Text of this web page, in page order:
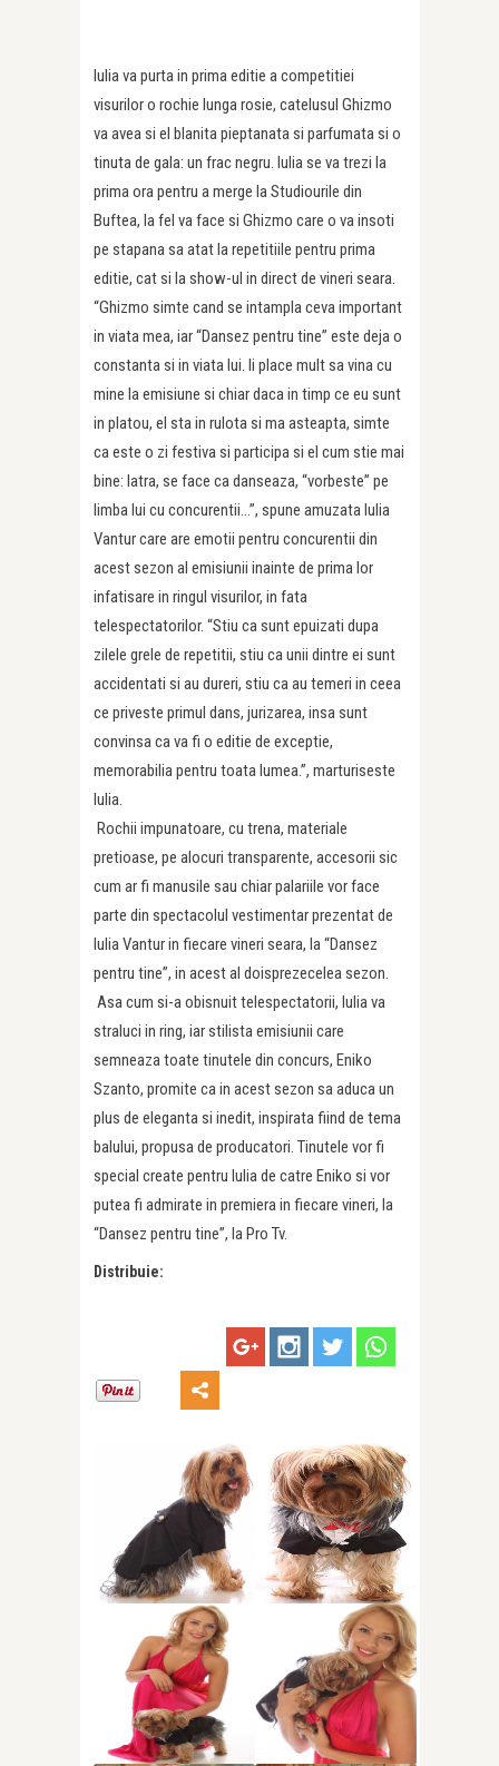
Iulia va purta in prima editie a competitiei
visurilor o rochie lunga rosie, catelusul Ghizmo
va avea si el blanita pieptanata si parfumata si o
tinuta de gala: un frac negru. Iulia se va trezi la
prima ora pentru a merge la Studiourile din
Buftea, la fel va face si Ghizmo care o va insoti
pe stapana sa atat la repetitiile pentru prima
editie, cat si la show-ul in direct de vineri seara.
“Ghizmo simte cand se intampla ceva important
in viata mea, iar “Dansez pentru tine” este deja o
constanta si in viata lui. Ii place mult sa vina cu
mine la emisiune si chiar daca in timp ce eu sunt
in platou, el sta in rulota si ma asteapta, simte
ca este o zi festiva si participa si el cum stie mai
bine: latra, se face ca danseaza, “vorbeste” pe
limba lui cu concurentii…”, spune amuzata Iulia
Vantur care are emotii pentru concurentii din
acest sezon al emisiunii inainte de prima lor
infatisare in ringul visurilor, in fata
telespectatorilor. “Stiu ca sunt epuizati dupa
zilele grele de repetitii, stiu ca unii dintre ei sunt
accidentati si au dureri, stiu ca au temeri in ceea
ce priveste primul dans, jurizarea, insa sunt
convinsa ca va fi o editie de exceptie,
memorabilia pentru toata lumea.”, marturiseste
Iulia.
Rochii impunatoare, cu trena, materiale
pretioase, pe alocuri transparente, accesorii sic
cum ar fi manusile sau chiar palariile vor face
parte din spectacolul vestimentar prezentat de
Iulia Vantur in fiecare vineri seara, la “Dansez
pentru tine”, in acest al doisprezecelea sezon.
Asa cum si-a obisnuit telespectatorii, Iulia va
straluci in ring, iar stilista emisiunii care
semneaza toate tinutele din concurs, Eniko
Szanto, promite ca in acest sezon sa aduca un
plus de eleganta si inedit, inspirata fiind de tema
balului, propusa de producatori. Tinutele vor fi
special create pentru Iulia de catre Eniko si vor
putea fi admirate in premiera in fiecare vineri, la
“Dansez pentru tine”, la Pro Tv.
Distribuie: